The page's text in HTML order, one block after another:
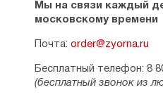
Мы на связи каждый
московскому времени
Почта: order@zyorna.ru
Бесплатный телефон: 8
(бесплатный звонок из